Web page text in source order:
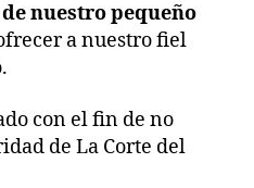
nuestro pequeño
a nuestro fiel
con el fin de no
de La Corte del